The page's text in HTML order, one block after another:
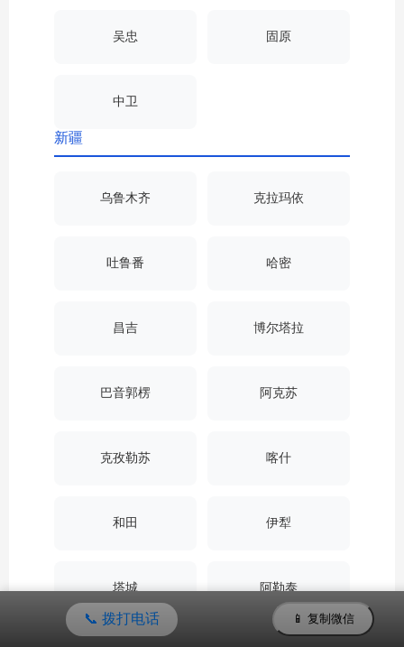
吴忠 固原
中卫
新疆
乌鲁木齐 克拉玛依
吐鲁番 哈密
昌吉 博尔塔拉
巴音郭楞 阿克苏
克孜勒苏 喀什
和田 伊犁
塔城 阿勒泰
📞 拨打电话 📱 复制微信